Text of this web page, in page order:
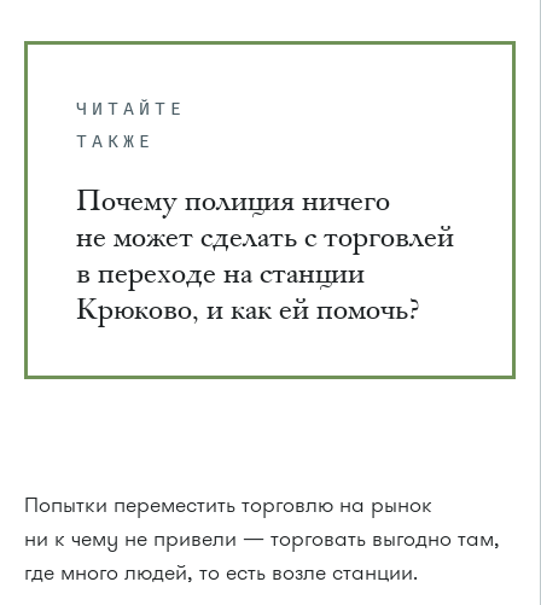
ЧИТАЙТЕ
ТАКЖЕ
Почему полиция ничего
не может сделать с торговлей
в переходе на станции
Крюково, и как ей помочь?
Попытки переместить торговлю на рынок
ни к чему не привели — торговать выгодно там,
где много людей, то есть возле станции.